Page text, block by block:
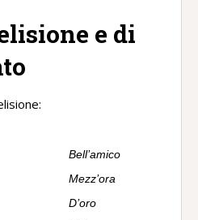
e di
Bell’amico
Mezz’ora
D’oro